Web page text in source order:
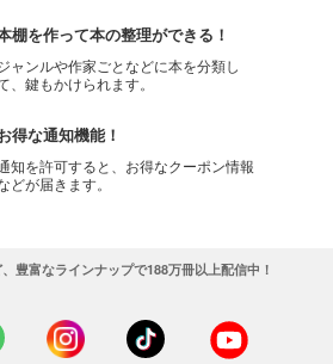
棚を作って本の整理ができる！
ャンルや作家ごとなどに本を分類し
、鍵もかけられます。
得な通知機能！
知を許可すると、お得なクーポン情報
どが届きます。
豊富なラインナップで188万冊以上配信中！